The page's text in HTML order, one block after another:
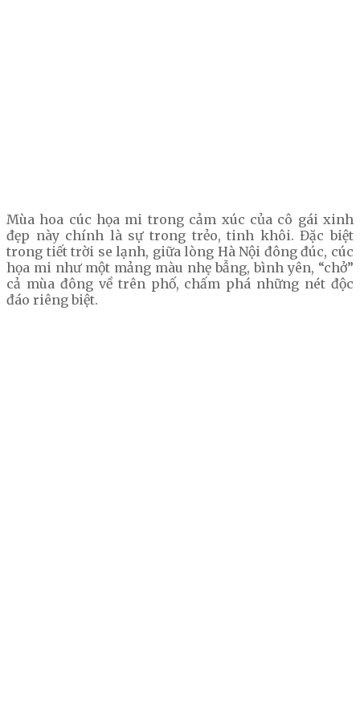
Mùa hoa cúc họa mi trong cảm xúc của cô gái xinh
đẹp này chính là sự trong trẻo, tinh khôi. Đặc biệt
trong tiết trời se lạnh, giữa lòng Hà Nội đông đúc, cúc
họa mi như một mảng màu nhẹ bẫng, bình yên, “chở”
cả mùa đông về trên phố, chấm phá những nét độc
đáo riêng biệt.